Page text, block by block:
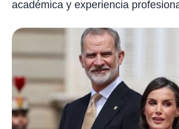
académica y experiencia